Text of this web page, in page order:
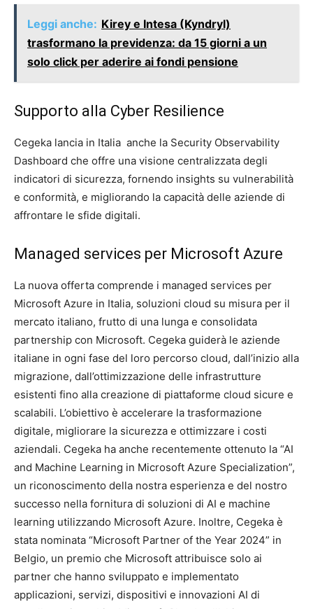
Leggi anche: Kirey e Intesa (Kyndryl)
trasformano la previdenza: da 15 giorni a un
solo click per aderire ai fondi pensione
Supporto alla Cyber Resilience
Cegeka lancia in Italia anche la Security Observability
Dashboard che offre una visione centralizzata degli
indicatori di sicurezza, fornendo insights su vulnerabilità
e conformità, e migliorando la capacità delle aziende di
affrontare le sfide digitali.
Managed services per Microsoft Azure
La nuova offerta comprende i managed services per
Microsoft Azure in Italia, soluzioni cloud su misura per il
mercato italiano, frutto di una lunga e consolidata
partnership con Microsoft. Cegeka guiderà le aziende
italiane in ogni fase del loro percorso cloud, dall’inizio alla
migrazione, dall’ottimizzazione delle infrastrutture
esistenti fino alla creazione di piattaforme cloud sicure e
scalabili. L’obiettivo è accelerare la trasformazione
digitale, migliorare la sicurezza e ottimizzare i costi
aziendali. Cegeka ha anche recentemente ottenuto la “AI
and Machine Learning in Microsoft Azure Specialization”,
un riconoscimento della nostra esperienza e del nostro
successo nella fornitura di soluzioni di AI e machine
learning utilizzando Microsoft Azure. Inoltre, Cegeka è
stata nominata “Microsoft Partner of the Year 2024” in
Belgio, un premio che Microsoft attribuisce solo ai
partner che hanno sviluppato e implementato
applicazioni, servizi, dispositivi e innovazioni AI di